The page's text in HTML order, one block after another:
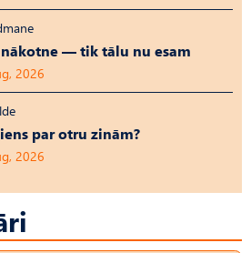
nākotne — tik tālu nu esam
2026
par otru zinām?
2026